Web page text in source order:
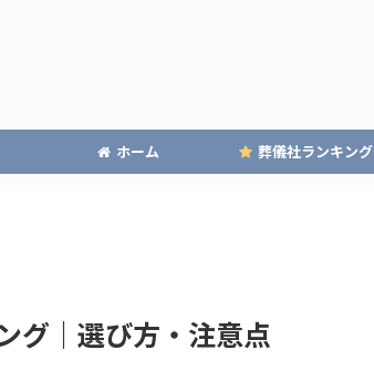
ホーム 葬儀社ランキング
グ｜選び方・注意点